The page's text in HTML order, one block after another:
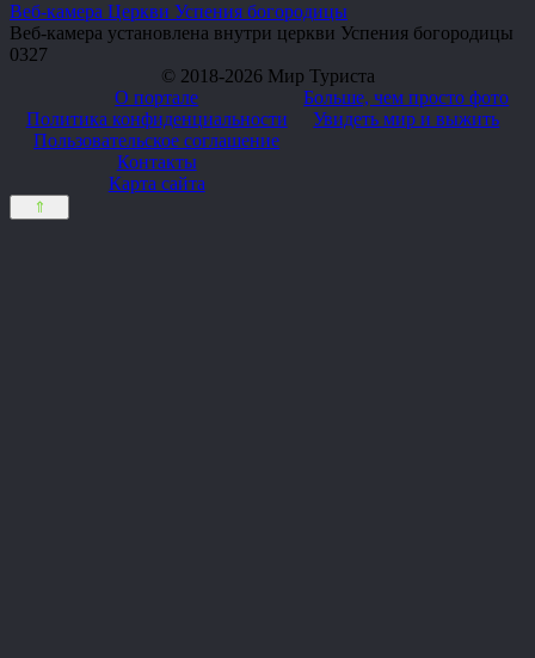
Веб-камера Церкви Успения богородицы
Веб-камера установлена внутри церкви Успения богородицы
0327
© 2018-2026 Мир Туриста
О портале
Политика конфиденциальности
Пользовательское соглашение
Контакты
Карта сайта
Больше, чем просто фото
Увидеть мир и выжить